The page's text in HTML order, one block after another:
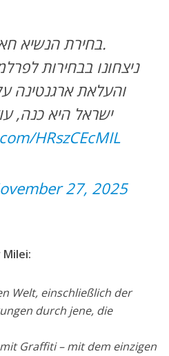
בחירת הנשיא חאבייר מיליי היתה נס כפול: לארגנטינה ולעם היהודי.
ניצחונו בבחירות
והעלאת ארגנטינה
ישראל היא כנה,
HRszCEcMIL
27, 2025
Welt, einschließlich der
durch jene, die
Graffiti – mit dem einzigen